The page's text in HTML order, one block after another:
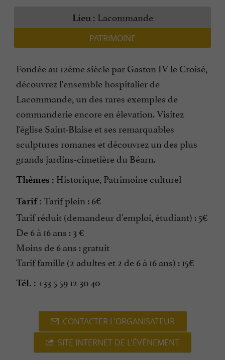
Lieu : Lacommande
PATRIMOINE
Fondée au 12ème siècle par Gaston IV le Croisé,
découvrez l'ensemble hospitalier de
Lacommande, un des rares exemples de
commanderie encore en élevation. Visitez
l'église Saint-Blaise et ses remarquables
sculptures romanes et découvrez un des plus
grands jardins-cimetière du Béarn.
Thèmes : Historique, Patrimoine culturel
Tarif : Tarif plein : 6€
Tarif réduit (demandeur d'emploi, étudiant) : 5€
De 6 à 16 ans : 3 €
Moins de 6 ans : gratuit
Tarif famille (2 adultes et 2 de 6 à 16 ans) : 15€
Tél. : +33 5 59 12 30 40
CONTACTER L'ORGANISATEUR
SITE INTERNET DE L'ÉVÈNEMENT